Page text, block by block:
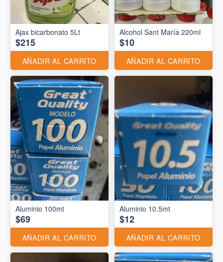
Ajax bicarbonato 5Lt
$215
AÑADIR AL CARRITO
Alcohol Sant María 220ml
$10
AÑADIR AL CARRITO
$69
AÑADIR AL CARRITO
Aluminio 10.5mt
$12
AÑADIR AL CARRITO